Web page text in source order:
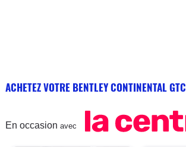
ACHETEZ VOTRE BENTLEY CONTINENTAL GTC
En occasion avec